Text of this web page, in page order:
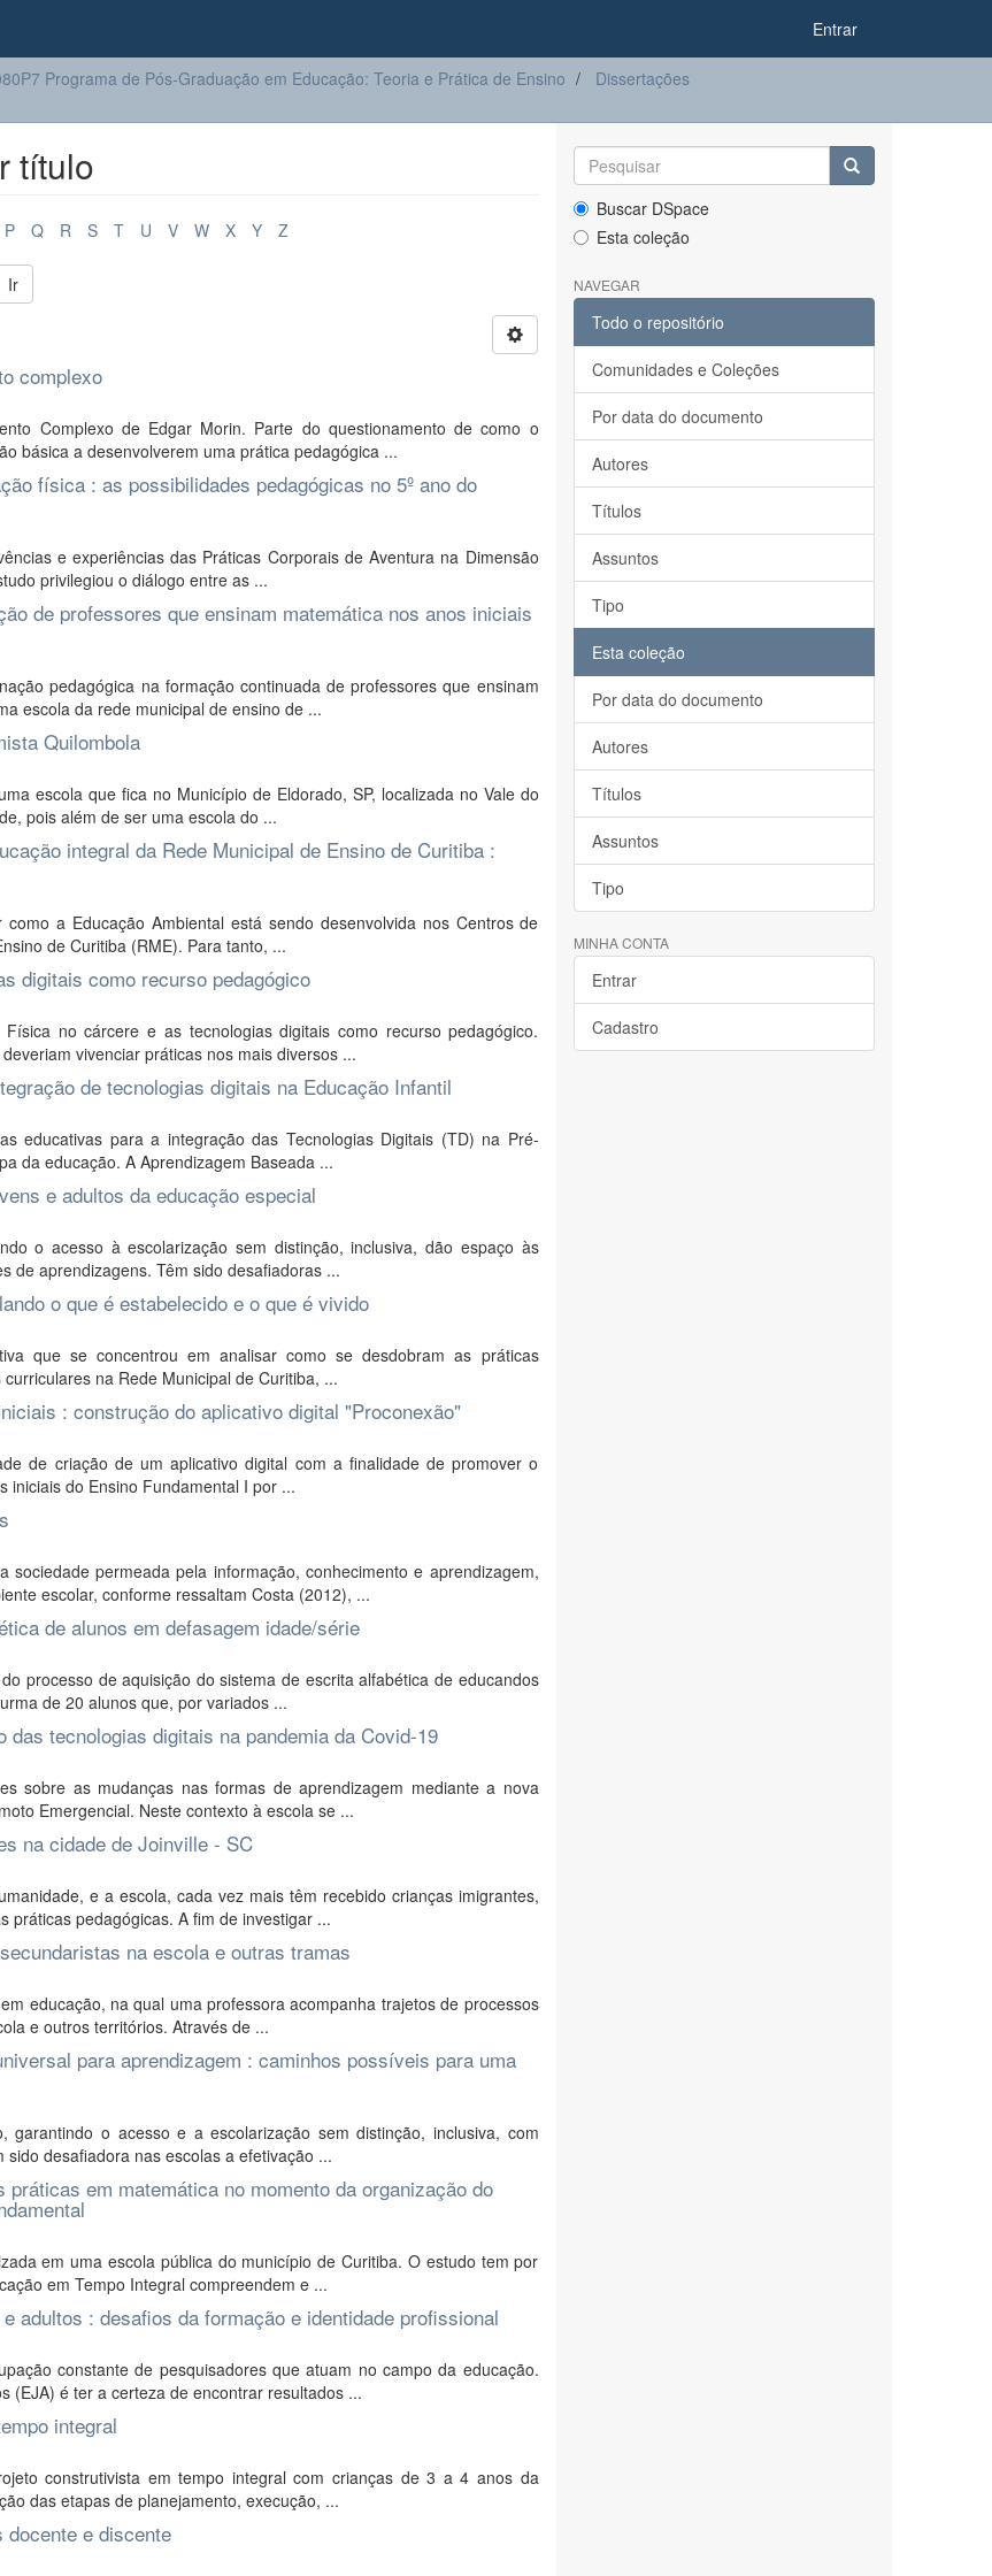
Entrar
Programa de Pós-Graduação em Educação: Teoria e Prática de Ensino
Dissertações
título
P Q R S T U V W X Y Z
Ir
complexo
Complexo de Edgar Morin. Parte do questionamento de como o
básica a desenvolverem uma prática pedagógica ...
física : as possibilidades pedagógicas no 5º ano do
e experiências das Práticas Corporais de Aventura na Dimensão
privilegiou o diálogo entre as ...
de professores que ensinam matemática nos anos iniciais
pedagógica na formação continuada de professores que ensinam
escola da rede municipal de ensino de ...
Quilombola
escola que fica no Município de Eldorado, SP, localizada no Vale do
pois além de ser uma escola do ...
integral da Rede Municipal de Ensino de Curitiba :
a Educação Ambiental está sendo desenvolvida nos Centros de
de Curitiba (RME). Para tanto, ...
digitais como recurso pedagógico
no cárcere e as tecnologias digitais como recurso pedagógico.
vivenciar práticas nos mais diversos ...
de tecnologias digitais na Educação Infantil
educativas para a integração das Tecnologias Digitais (TD) na Pré-
da educação. A Aprendizagem Baseada ...
e adultos da educação especial
o acesso à escolarização sem distinção, inclusiva, dão espaço às
de aprendizagens. Têm sido desafiadoras ...
o que é estabelecido e o que é vivido
que se concentrou em analisar como se desdobram as práticas
na Rede Municipal de Curitiba, ...
: construção do aplicativo digital "Proconexão"
de criação de um aplicativo digital com a finalidade de promover o
iniciais do Ensino Fundamental I por ...
permeada pela informação, conhecimento e aprendizagem,
escolar, conforme ressaltam Costa (2012), ...
de alunos em defasagem idade/série
processo de aquisição do sistema de escrita alfabética de educandos
de 20 alunos que, por variados ...
tecnologias digitais na pandemia da Covid-19
sobre as mudanças nas formas de aprendizagem mediante a nova
Emergencial. Neste contexto à escola se ...
na cidade de Joinville - SC
e a escola, cada vez mais têm recebido crianças imigrantes,
práticas pedagógicas. A fim de investigar ...
na escola e outras tramas
educação, na qual uma professora acompanha trajetos de processos
e outros territórios. Através de ...
para aprendizagem : caminhos possíveis para uma
garantindo o acesso e a escolarização sem distinção, inclusiva, com
desafiadora nas escolas a efetivação ...
em matemática no momento da organização do
em uma escola pública do município de Curitiba. O estudo tem por
em Tempo Integral compreendem e ...
adultos : desafios da formação e identidade profissional
constante de pesquisadores que atuam no campo da educação.
(EJA) é ter a certeza de encontrar resultados ...
integral
construtivista em tempo integral com crianças de 3 a 4 anos da
das etapas de planejamento, execução, ...
docente e discente
Buscar DSpace
Esta coleção
NAVEGAR
Todo o repositório
Comunidades e Coleções
Por data do documento
Autores
Títulos
Assuntos
Tipo
Esta coleção
Por data do documento
Autores
Títulos
Assuntos
Tipo
MINHA CONTA
Entrar
Cadastro